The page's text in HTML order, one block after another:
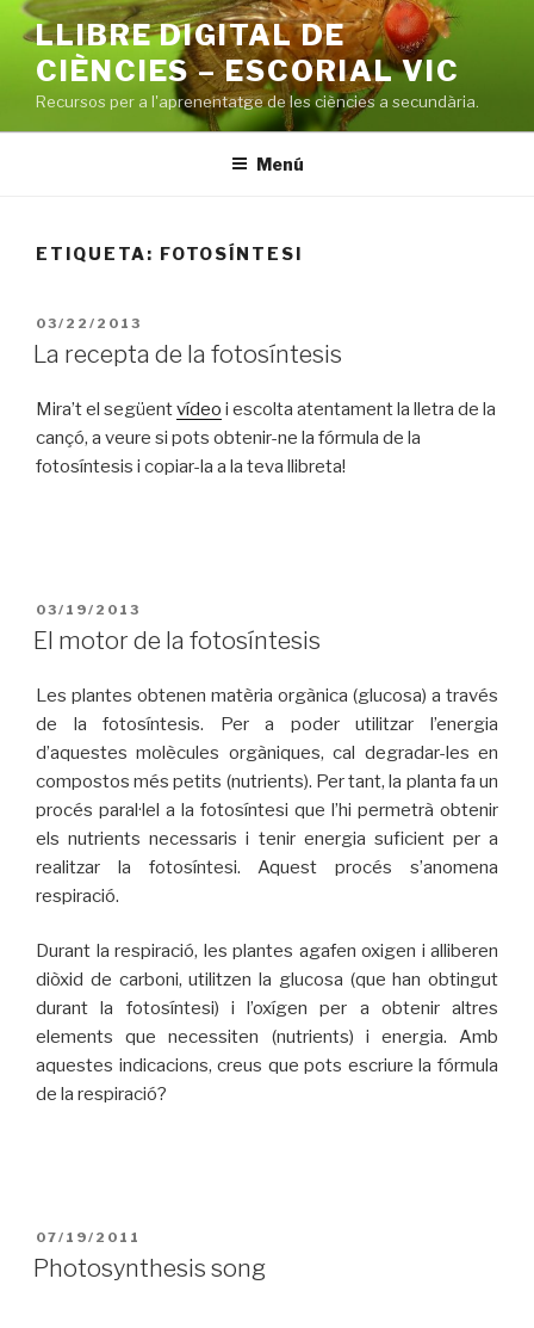
Vés
contingut
LLIBRE DIGITAL DE
CIÈNCIES – ESCORIAL VIC
Recursos per a l'aprenentatge de les ciències a secundària.
Menú
ETIQUETA: FOTOSÍNTESI
PUBLICAT
A
03/22/2013
La recepta de la fotosíntesis
Mira’t el següentvídeo i escolta atentament la lletra de la
cançó, a veure si pots obtenir-ne la fórmula de la
fotosíntesis i copiar-la a la teva llibreta!
PUBLICAT
A
03/19/2013
El motor de la fotosíntesis
Les plantes obtenen matèria orgànica (glucosa) a través
de la fotosíntesis. Per a poder utilitzar l’energia
d’aquestes molècules orgàniques, cal degradar-les en
compostos més petits (nutrients). Per tant, la planta fa un
procés paral·lel a la fotosíntesi que l’hi permetrà obtenir
els nutrients necessaris i tenir energia suficient per a
realitzar la fotosíntesi. Aquest procés s’anomena
respiració.
Durant la respiració, les plantes agafen oxigen i alliberen
diòxid de carboni, utilitzen la glucosa (que han obtingut
durant la fotosíntesi) i l’oxígen per a obtenir altres
elements que necessiten (nutrients) i energia. Amb
aquestes indicacions, creus que pots escriure la fórmula
de la respiració?
PUBLICAT
A
07/19/2011
Photosynthesis song